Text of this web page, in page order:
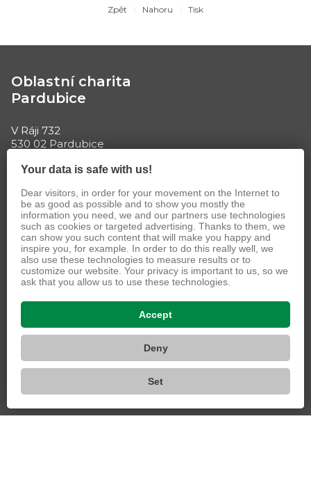
Zpět Nahoru Tisk
Oblastní charita
Pardubice
V Ráji 732
530 02 Pardubice
E-mail:info@charitapardubice.cz
IČO: 464 92 160
Datová schránka: f8nbj4u
Ostatní služby
Your data is safe with us!
Dear visitors, in order for your movement on the Internet to
be as good as possible and to show you mostly the
information you need, we and our partners use technologies
such as cookies or targeted advertising. Thanks to them, we
can show you such content that will make you happy and
inspire you, for example. In order to do this really well, we
also use these technologies to measure results or to
customize our website. Your privacy is important to us, so we
ask that you allow us to use these technologies.
Accept
Deny
Set